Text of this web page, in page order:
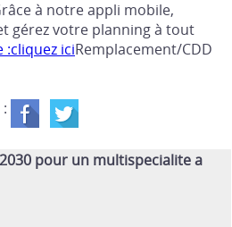
à notre appli mobile,
gérez votre planning à tout
iciRemplacement/CDD
pour un multispecialite a